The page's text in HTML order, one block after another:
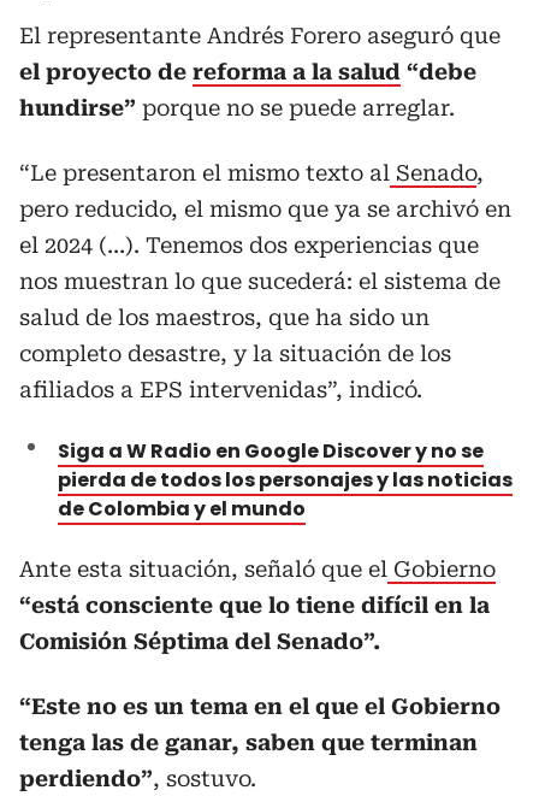
El representante Andrés Forero aseguró que
el proyecto de reforma a la salud “debe
hundirse” porque no se puede arreglar.
“Le presentaron el mismo texto al Senado,
pero reducido, el mismo que ya se archivó en
el 2024 (…). Tenemos dos experiencias que
nos muestran lo que sucederá: el sistema de
salud de los maestros, que ha sido un
completo desastre, y la situación de los
afiliados a EPS intervenidas”, indicó.
Siga a W Radio en Google Discover y no se
pierda de todos los personajes y las noticias
de Colombia y el mundo
Ante esta situación, señaló que el Gobierno
“está consciente que lo tiene difícil en la
Comisión Séptima del Senado”.
“Este no es un tema en el que el Gobierno
tenga las de ganar, saben que terminan
perdiendo”, sostuvo.